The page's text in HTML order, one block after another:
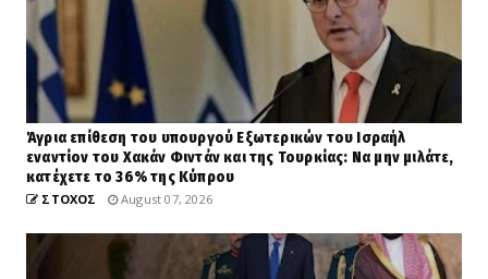
Άγρια επίθεση του υπουργού Εξωτερικών του Ισραήλ
εναντίον του Χακάν Φιντάν και της Τουρκίας: Να μην μιλάτε,
κατέχετε το 36% της Κύπρου
ΣΤΟΧΟΣ August 07, 2026